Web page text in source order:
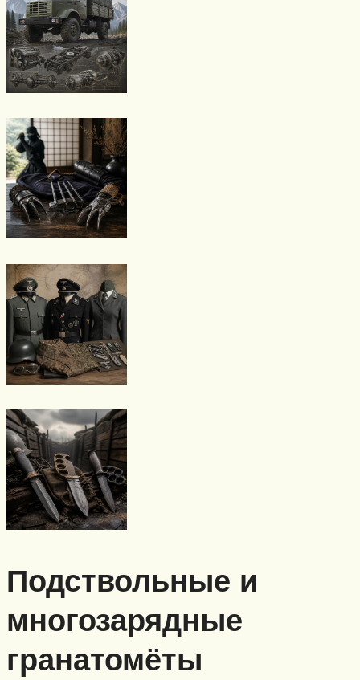
Подствольные и
многозарядные
гранатомёты